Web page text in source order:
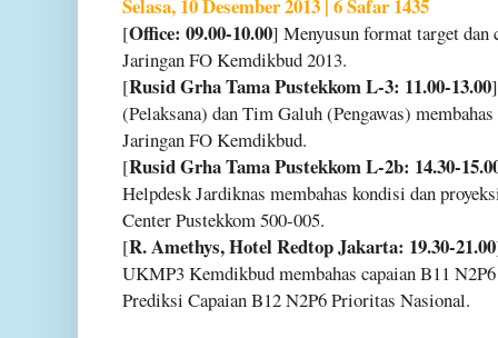
Selasa, 10 Desember 2013 | 6 Safar 1435
[Office: 09.00-10.00] Menyusun format target dan
Jaringan FO Kemdikbud 2013.
[Rusid Grha Tama Pustekkom L-3: 11.00-13.00
(Pelaksana) dan Tim Galuh (Pengawas)
Jaringan FO Kemdikbud.
[Rusid Grha Tama Pustekkom L-2b: 14.30-
Helpdesk Jardiknas membahas kondisi dan
Center Pustekkom 500-005.
[R. Amethys, Hotel Redtop Jakarta: 19.30-21.00
UKMP3 Kemdikbud membahas capaian B11
Prediksi Capaian B12 N2P6 Prioritas Nasional.